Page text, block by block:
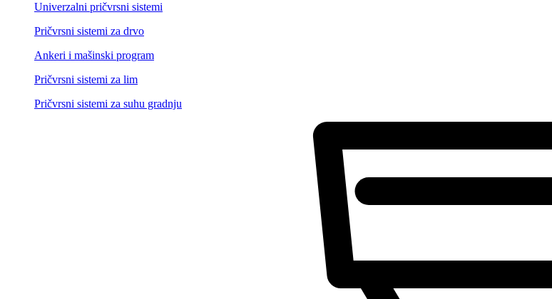
Univerzalni pričvrsni sistemi
Pričvrsni sistemi za drvo
Ankeri i mašinski program
Pričvrsni sistemi za lim
Pričvrsni sistemi za suhu gradnju